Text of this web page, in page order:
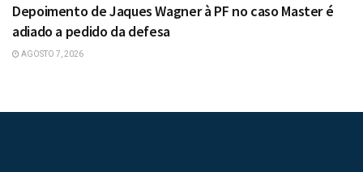
Depoimento de Jaques Wagner à PF no caso Master é
adiado a pedido da defesa
AGOSTO 7, 2026